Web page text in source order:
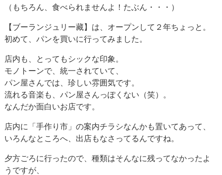
（もちろん、食べられませんよ！たぶん・・・）
【ブーランジュリー藏】は、オープンして２年ちょっと。
初めて、パンを買いに行ってみました。
店内も、とってもシックな印象。
モノトーンで、統一されていて、
パン屋さんでは、珍しい雰囲気です。
流れる音楽も、パン屋さんっぽくない（笑）。
なんだか面白いお店です。
店内に「手作り市」の案内チラシなんかも置いてあって、
いろんなところへ、出店もなさってるんですね。
夕方ごろに行ったので、種類はそんなに残ってなかったよ
うですが、